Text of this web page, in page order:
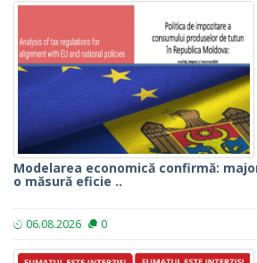
Modelarea economică confirmă:
o măsură eficie ..
06.08.2026 0